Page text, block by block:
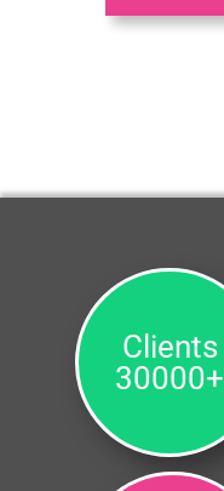
Clients
30000+